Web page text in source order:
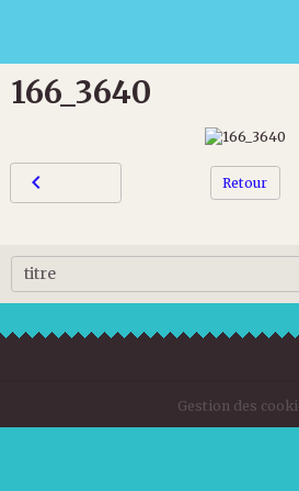
166_3640
Retour
Gestion des